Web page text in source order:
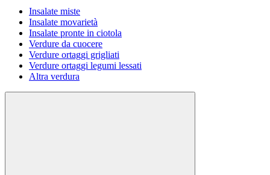
Insalate miste
Insalate movarietà
Insalate pronte in ciotola
Verdure da cuocere
Verdure ortaggi grigliati
Verdure ortaggi legumi lessati
Altra verdura